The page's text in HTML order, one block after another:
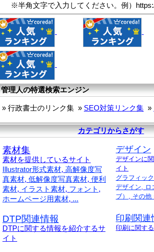
※半角文字で入力してください。例）
管理人の特選検索エンジン
» 行政書士のリンク集 » SEO対策リンク集 »
カテゴリからさがす
素材集
素材を提供しているサイト
Illustrator形式素材, 高解像度写
真素材, 低解像度写真素材, 便利
素材, イラスト素材, フォント ,
ホームページ用素材, ...
デザイン
デザインに
イト
グラフィッ
デザイン, ロ
ブ） , その他
DTP関連情報
DTPに関する情報を紹介するサ
イト
印刷関連
印刷に関す